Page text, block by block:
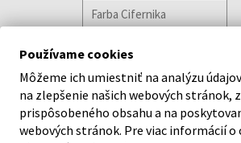
Maserati(+346)
Maurice Lacroix
Michael Kors(+696)
Mondaine(+65)
Morellato (+9)
MVMT (+8)
Používame cookies
Môžeme ich umiestniť na analýzu
na zlepšenie našich webových stránok,
prispôsobeného obsahu a na
webových stránok. Pre viac informácií o